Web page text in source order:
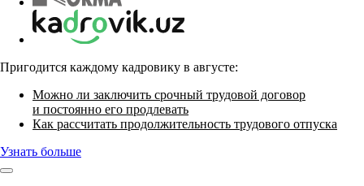
Пригодится каждому кадровику в августе:
Можно ли заключить срочный трудовой договор
и постоянно его продлевать
Как рассчитать продолжительность трудового отпуска
Узнать больше